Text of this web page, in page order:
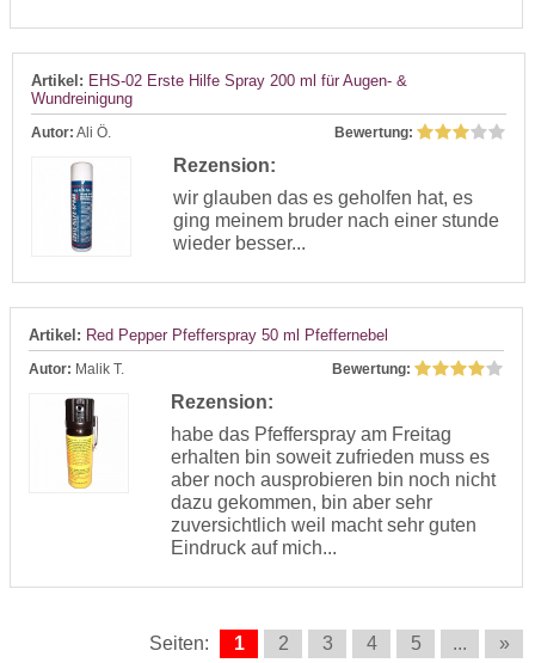
Artikel: EHS-02 Erste Hilfe Spray 200 ml für Augen- &
Wundreinigung
Autor: Ali Ö. Bewertung:
Rezension:
wir glauben das es geholfen hat, es
ging meinem bruder nach einer stunde
wieder besser...
Artikel: Red Pepper Pfefferspray 50 ml Pfeffernebel
Autor: Malik T. Bewertung:
Rezension:
habe das Pfefferspray am Freitag
erhalten bin soweit zufrieden muss es
aber noch ausprobieren bin noch nicht
dazu gekommen, bin aber sehr
zuversichtlich weil macht sehr guten
Eindruck auf mich...
Seiten: 1 2 3 4 5 ... »